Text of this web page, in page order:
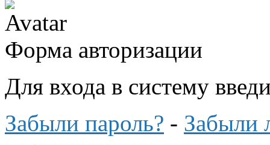
Форма авторизации
Для входа в систему
Забыли пароль? - Забыли